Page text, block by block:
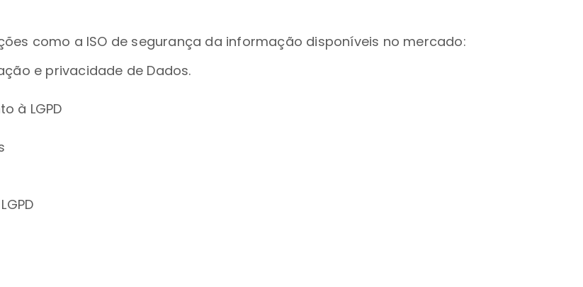
como a ISO de segurança da informação disponíveis no mercado:
e privacidade de Dados.
à LGPD